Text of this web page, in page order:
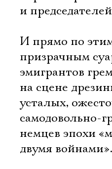
и
И прямо по
призрачным
эмигрантов
на сцене
усталых,
самодовольно-
немцев эпохи
двумя войнами».